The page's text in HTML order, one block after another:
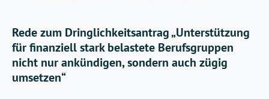
Rede zum Dringlichkeitsantrag „Unterstützung
für finanziell stark belastete Berufsgruppen
nicht nur ankündigen, sondern auch zügig
umsetzen“